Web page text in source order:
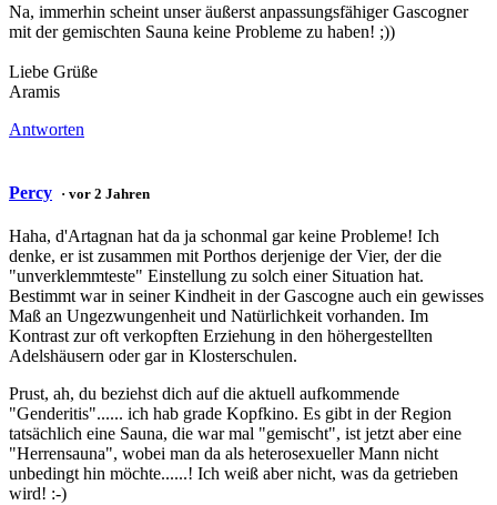
Na, immerhin scheint unser äußerst anpassungsfähiger Gascogner
mit der gemischten Sauna keine Probleme zu haben! ;))
Liebe Grüße
Aramis
Antworten
Percy · vor 2 Jahren
Haha, d'Artagnan hat da ja schonmal gar keine Probleme! Ich
denke, er ist zusammen mit Porthos derjenige der Vier, der die
"unverklemmteste" Einstellung zu solch einer Situation hat.
Bestimmt war in seiner Kindheit in der Gascogne auch ein gewisses
Maß an Ungezwungenheit und Natürlichkeit vorhanden. Im
Kontrast zur oft verkopften Erziehung in den höhergestellten
Adelshäusern oder gar in Klosterschulen.
Prust, ah, du beziehst dich auf die aktuell aufkommende
"Genderitis"...... ich hab grade Kopfkino. Es gibt in der Region
tatsächlich eine Sauna, die war mal "gemischt", ist jetzt aber eine
"Herrensauna", wobei man da als heterosexueller Mann nicht
unbedingt hin möchte......! Ich weiß aber nicht, was da getrieben
wird! :-)